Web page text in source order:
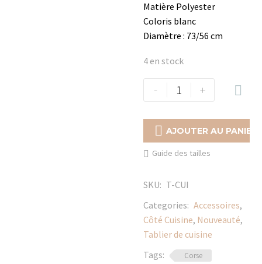
Matière Polyester
Coloris blanc
Diamètre : 73/56 cm
4 en stock
-
quantité
de
cuisine
Corsica
+
 AJOUTER AU PANIER

Guide des tailles
SKU: T-CUI
Categories: Accessoires,
Côté Cuisine, Nouveauté,
Tablier de cuisine
Tags:
Corse